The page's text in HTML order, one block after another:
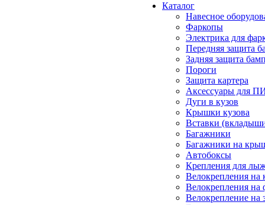
Каталог
Навесное
Фаркопы
Электрика для
Передняя защита
Задняя защита
Пороги
Защита картера
Аксессуары для
Дуги в кузов
Крышки кузова
Вставки
Багажники
Багажники на
Автобоксы
Крепления для
Велокрепления
Велокрепления на
Велокрепление на